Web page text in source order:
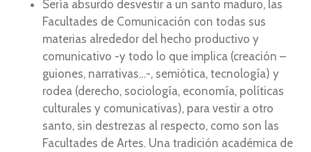
Sería absurdo desvestir a un santo maduro, las
Facultades de Comunicación con todas sus
materias alrededor del hecho productivo y
comunicativo -y todo lo que implica (creación –
guiones, narrativas…-, semiótica, tecnología) y
rodea (derecho, sociología, economía, políticas
culturales y comunicativas), para vestir a otro
santo, sin destrezas al respecto, como son las
Facultades de Artes. Una tradición académica de